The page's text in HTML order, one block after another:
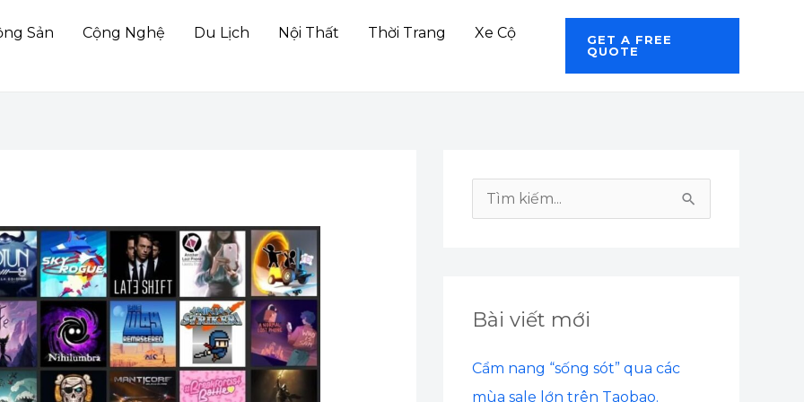
Sản Cộng Nghệ Du Lịch Nội Thất Thời Trang
Xe Cộ
GET A FREE
QUOTE
m
Bài viết mới
Cẩm nang “sống sót” qua các
mùa sale lớn trên Taobao.